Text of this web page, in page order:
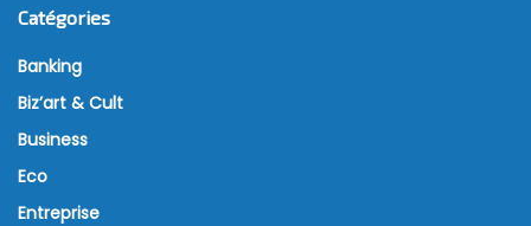
Catégories
Banking
Biz’art & Cult
Business
Eco
Entreprise